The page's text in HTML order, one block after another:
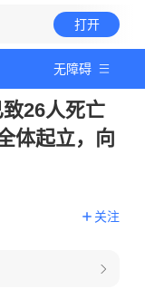
打开
无障碍
26人死亡
体起立，向
关注